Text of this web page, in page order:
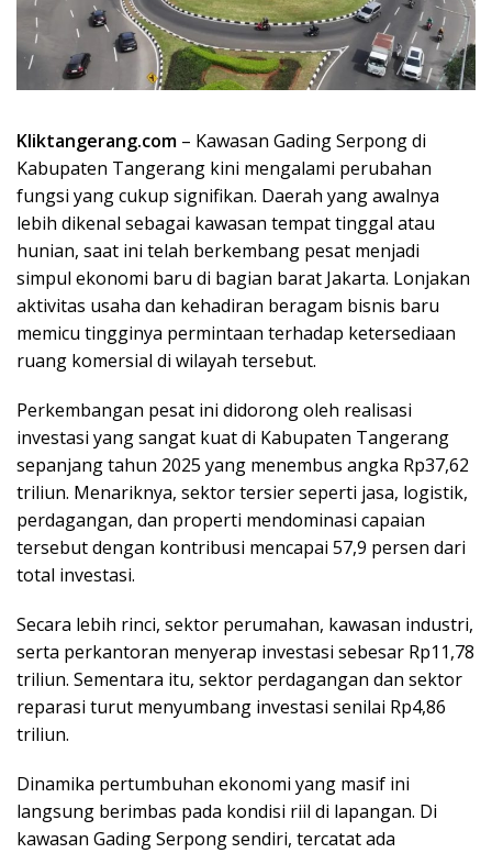
Kliktangerang.com – Kawasan Gading Serpong di
Kabupaten Tangerang kini mengalami perubahan
fungsi yang cukup signifikan. Daerah yang awalnya
lebih dikenal sebagai kawasan tempat tinggal atau
hunian, saat ini telah berkembang pesat menjadi
simpul ekonomi baru di bagian barat Jakarta. Lonjakan
aktivitas usaha dan kehadiran beragam bisnis baru
memicu tingginya permintaan terhadap ketersediaan
ruang komersial di wilayah tersebut.
Perkembangan pesat ini didorong oleh realisasi
investasi yang sangat kuat di Kabupaten Tangerang
sepanjang tahun 2025 yang menembus angka Rp37,62
triliun. Menariknya, sektor tersier seperti jasa, logistik,
perdagangan, dan properti mendominasi capaian
tersebut dengan kontribusi mencapai 57,9 persen dari
total investasi.
Secara lebih rinci, sektor perumahan, kawasan industri,
serta perkantoran menyerap investasi sebesar Rp11,78
triliun. Sementara itu, sektor perdagangan dan sektor
reparasi turut menyumbang investasi senilai Rp4,86
triliun.
Dinamika pertumbuhan ekonomi yang masif ini
langsung berimbas pada kondisi riil di lapangan. Di
kawasan Gading Serpong sendiri, tercatat ada